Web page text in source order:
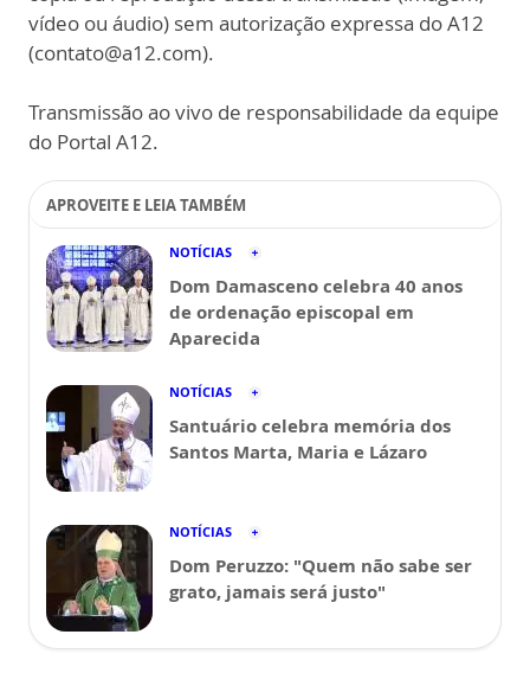
vídeo ou áudio) sem autorização expressa do A12
(contato@a12.com).
Transmissão ao vivo de responsabilidade da equipe
do Portal A12.
APROVEITE E LEIA TAMBÉM
NOTÍCIAS
Dom Damasceno celebra 40 anos
de ordenação episcopal em
Aparecida
NOTÍCIAS
Santuário celebra memória dos
Santos Marta, Maria e Lázaro
NOTÍCIAS
Dom Peruzzo: "Quem não sabe ser
grato, jamais será justo"